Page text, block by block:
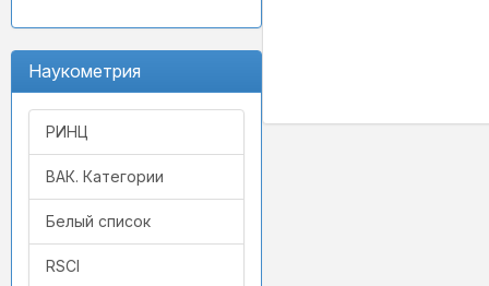
Наукометрия
РИНЦ
ВАК. Категории
Белый список
RSCI